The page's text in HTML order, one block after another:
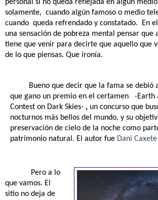
personal si no queda reflejada en algún
solamente, cuando algún famoso o medio
cuando queda refrendado y constatado.
En
una sensación de pobreza mental pensar que
tiene que venir para decirte que aquello que
de lo que piensas. Que ironía.
Bueno que decir que la fama se debió
que gano un premio en el certamen -Earth
Contest on Dark Skies- , un concurso que
nocturnos más bellos del mundo, y su
preservación de cielo de la noche como
patrimonio natural. El autor fue Dani Caxete
Pero a lo
que vamos. El
sitio no deja de